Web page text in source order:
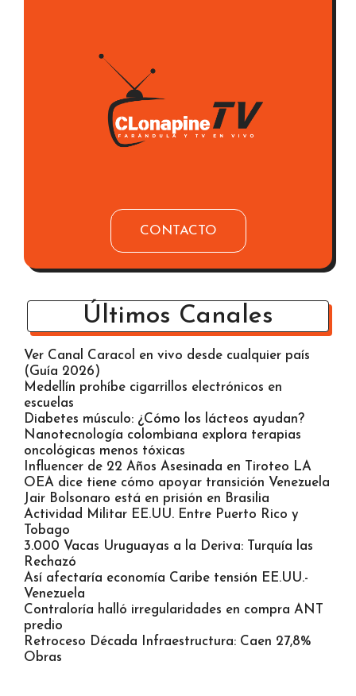
CONTACTO
Últimos Canales
Ver Canal Caracol en vivo desde cualquier país
(Guía 2026)
Medellín prohíbe cigarrillos electrónicos en
escuelas
Diabetes músculo: ¿Cómo los lácteos ayudan?
Nanotecnología colombiana explora terapias
oncológicas menos tóxicas
Influencer de 22 Años Asesinada en Tiroteo LA
OEA dice tiene cómo apoyar transición Venezuela
Jair Bolsonaro está en prisión en Brasilia
Actividad Militar EE.UU. Entre Puerto Rico y
Tobago
3.000 Vacas Uruguayas a la Deriva: Turquía las
Rechazó
Así afectaría economía Caribe tensión EE.UU.-
Venezuela
Contraloría halló irregularidades en compra ANT
predio
Retroceso Década Infraestructura: Caen 27,8%
Obras